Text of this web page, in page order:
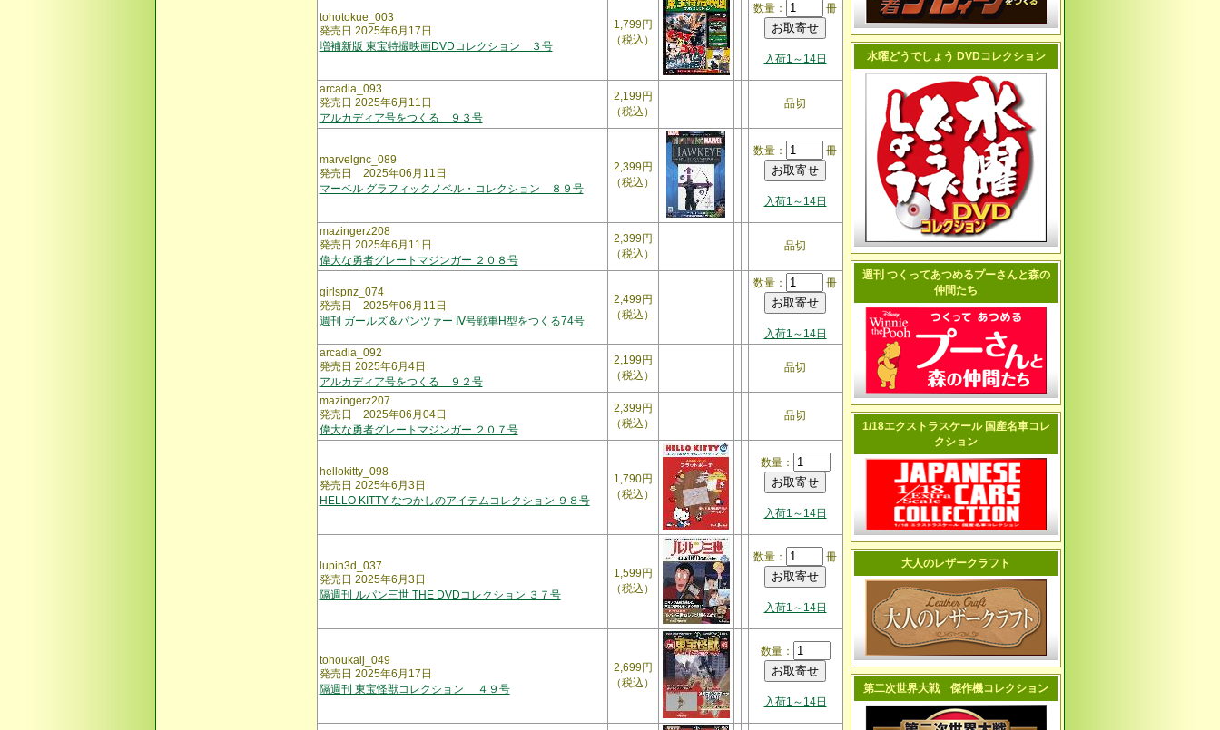
tohotokue_003
発売日 2025年6月17日
増補新版 東宝特撮映画DVDコレクション ３号
1,799円
（税込）
数量： 冊
入荷1～14日
arcadia_093
発売日 2025年6月11日
アルカディア号をつくる ９３号
2,199円
（税込）
品切
marvelgnc_089
発売日 2025年06月11日
マーベル グラフィックノベル・コレクション ８９号
2,399円
（税込）
数量： 冊
入荷1～14日
mazingerz208
発売日 2025年6月11日
偉大な勇者グレートマジンガー ２０８号
2,399円
（税込）
品切
girlspnz_074
発売日 2025年06月11日
週刊 ガールズ＆パンツァー Ⅳ号戦車H型をつくる74号
2,499円
（税込）
数量： 冊
入荷1～14日
arcadia_092
発売日 2025年6月4日
アルカディア号をつくる ９２号
2,199円
（税込）
品切
mazingerz207
発売日 2025年06月04日
偉大な勇者グレートマジンガー ２０７号
2,399円
（税込）
品切
hellokitty_098
発売日 2025年6月3日
HELLO KITTY なつかしのアイテムコレクション ９８号
1,790円
（税込）
数量：
入荷1～14日
lupin3d_037
発売日 2025年6月3日
隔週刊 ルパン三世 THE DVDコレクション ３７号
1,599円
（税込）
数量： 冊
入荷1～14日
tohoukaij_049
発売日 2025年6月17日
隔週刊 東宝怪獣コレクション ４９号
2,699円
（税込）
数量：
入荷1～14日
水曜どうでしょう DVDコレクション
週刊 つくってあつめるプーさんと森の
仲間たち
1/18エクストラスケール 国産名車コレ
クション
大人のレザークラフト
第二次世界大戦 傑作機コレクション